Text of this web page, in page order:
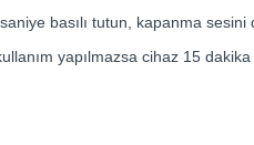
basılı tutun, kapanma sesini
yapılmazsa cihaz 15